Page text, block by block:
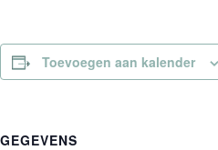
Toevoegen aan kalender
GEGEVENS